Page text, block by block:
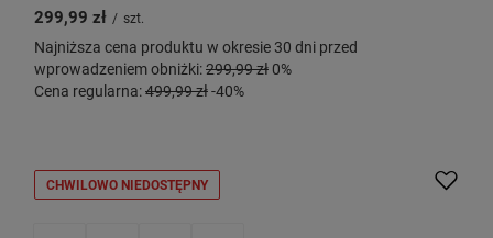
299,99 zł / szt.
Najniższa cena produktu w okresie 30 dni przed
wprowadzeniem obniżki:299,99 zł 0%
Cena regularna:499,99 zł-40%
CHWILOWO NIEDOSTĘPNY